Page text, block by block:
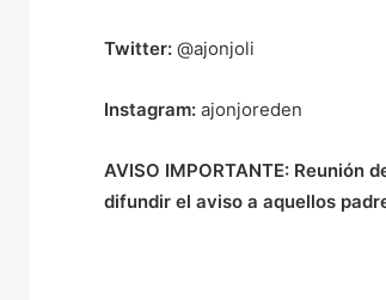
Twitter: @ajonjoli
Instagram: ajonjoreden
AVISO IMPORTANTE: Reunión
difundir el aviso a aquellos